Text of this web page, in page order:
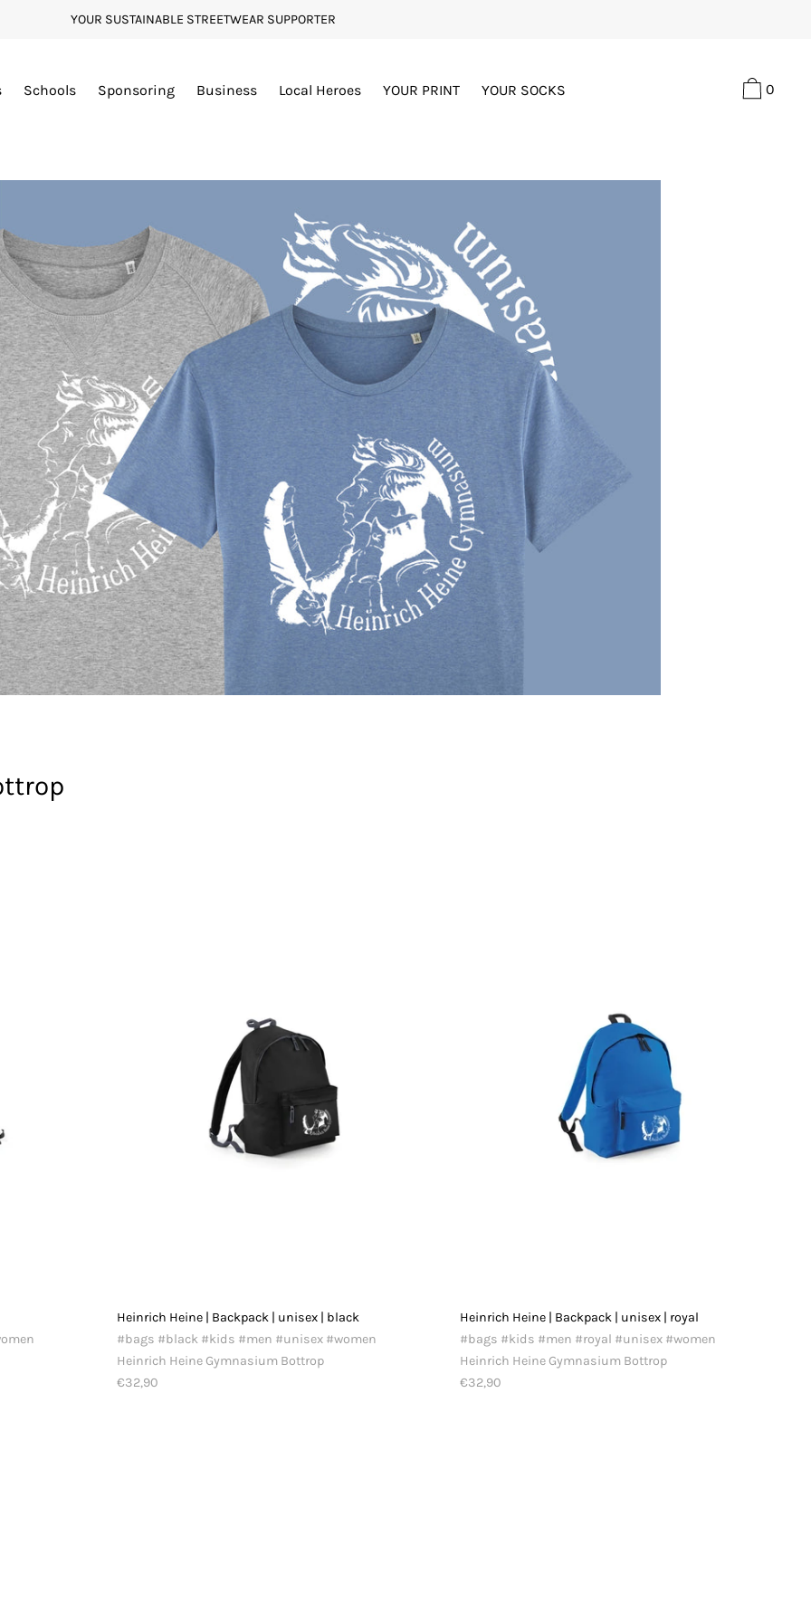
YOUR SUSTAINABLE STREETWEAR SUPPORTER
Schools Sponsoring Business Local Heroes YOUR PRINT YOUR SOCKS 0
Heinrich Heine | Backpack | unisex | black
#bags #black #kids #men #unisex #women
Heinrich Heine Gymnasium Bottrop
€32,90
Heinrich Heine | Backpack | unisex | royal
#bags #kids #men #royal #unisex #women
Heinrich Heine Gymnasium Bottrop
€32,90